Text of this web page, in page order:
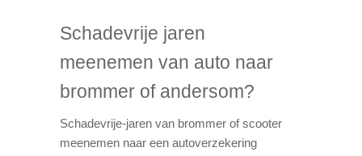
Schadevrije jaren
meenemen van auto naar
brommer of andersom?
Schadevrije-jaren van brommer of scooter
meenemen naar een autoverzekering